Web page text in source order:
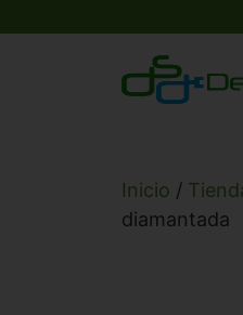
Inicio /
diamantada